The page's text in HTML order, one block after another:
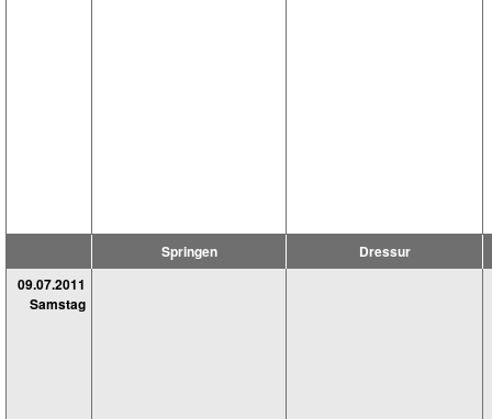
Springen
Dressur
09.07.2011
Samstag